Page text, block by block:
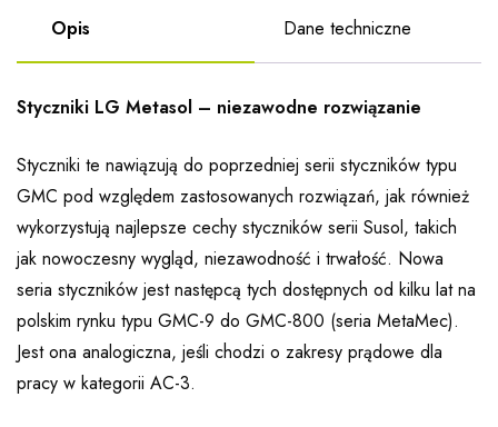
Opis Dane techniczne
Styczniki LG Metasol – niezawodne rozwiązanie
Styczniki te nawiązują do poprzedniej serii styczników typu
GMC pod względem zastosowanych rozwiązań, jak również
wykorzystują najlepsze cechy styczników serii Susol, takich
jak nowoczesny wygląd, niezawodność i trwałość. Nowa
seria styczników jest następcą tych dostępnych od kilku lat na
polskim rynku typu GMC-9 do GMC-800 (seria MetaMec).
Jest ona analogiczna, jeśli chodzi o zakresy prądowe dla
pracy w kategorii AC-3.